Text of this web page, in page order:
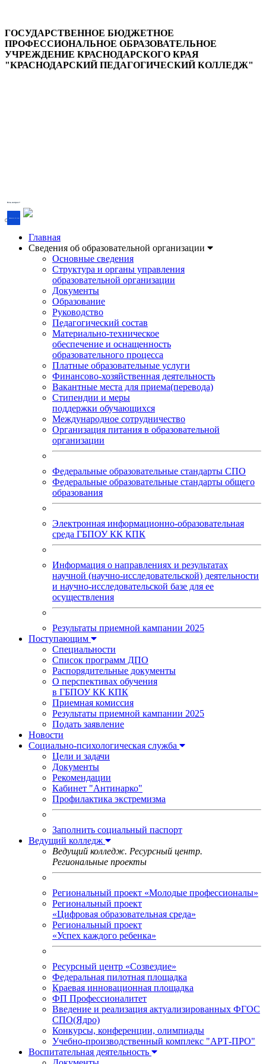
ГОСУДАРСТВЕННОЕ БЮДЖЕТНОЕ
ПРОФЕССИОНАЛЬНОЕ ОБРАЗОВАТЕЛЬНОЕ
УЧРЕЖДЕНИЕ КРАСНОДАРСКОГО КРАЯ
"КРАСНОДАРСКИЙ ПЕДАГОГИЧЕСКИЙ КОЛЛЕДЖ"
Есть вопрос?
Напишите об этом
Главная
Сведения об образовательной организации
Основные сведения
Структура и органы управления
образовательной организации
Документы
Образование
Руководство
Педагогический состав
Материально-техническое
обеспечение и оснащенность
образовательного процесса
Платные образовательные услуги
Финансово-хозяйственная деятельность
Вакантные места для приема(перевода)
Стипендии и меры
поддержки обучающихся
Международное сотрудничество
Организация питания в образовательной
организации
Федеральные образовательные стандарты СПО
Федеральные образовательные стандарты общего
образования
Электронная информационно-образовательная
среда ГБПОУ КК КПК
Информация о направлениях и результатах
научной (научно-исследовательской) деятельности
и научно-исследовательской базе для ее
осуществления
Результаты приемной кампании 2025
Поступающим
Специальности
Список программ ДПО
Распорядительные документы
О перспективах обучения
в ГБПОУ КК КПК
Приемная комиссия
Результаты приемной кампании 2025
Подать заявление
Новости
Социально-психологическая служба
Цели и задачи
Документы
Рекомендации
Кабинет "Антинарко"
Профилактика экстремизма
Заполнить социальный паспорт
Ведущий колледж
Ведущий колледж. Ресурсный центр.
Региональные проекты
Региональный проект «Молодые профессионалы»
Региональный проект
«Цифровая образовательная среда»
Региональный проект
«Успех каждого ребенка»
Ресурсный центр «Созвездие»
Федеральная пилотная площадка
Краевая инновационная площадка
ФП Профессионалитет
Введение и реализация актуализированных ФГОС
СПО(Ядро)
Конкурсы, конференции, олимпиады
Учебно-производственный комплекс "АРТ-ПРО"
Воспитательная деятельность